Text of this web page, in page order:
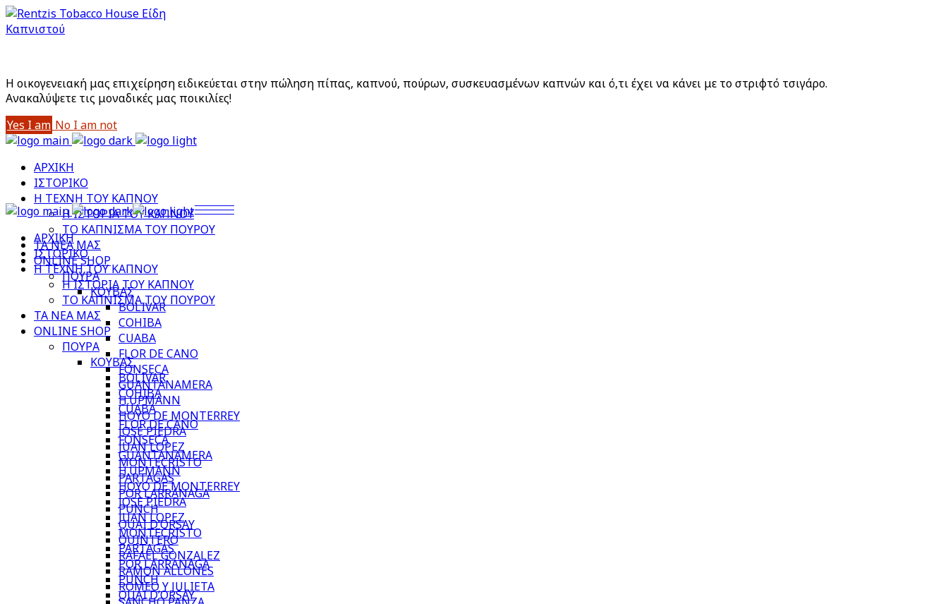
Είστε άνω των 18;
Η οικογενειακή μας επιχείρηση ειδικεύεται στην πώληση πίπας, καπνού, πούρων, συσκευασμένων καπνών και ό,τι έχει να κάνει με το στριφτό τσιγάρο.
Aνακαλύψετε τις μοναδικές μας ποικιλίες!
Yes I am No I am not
ΑΡΧΙΚΗ
ΙΣΤΟΡΙΚΟ
Η ΤΕΧΝΗ ΤΟΥ ΚΑΠΝΟΥ
Η ΙΣΤΟΡΙΑ ΤΟΥ ΚΑΠΝΟΥ
ΤΟ ΚΑΠΝΙΣΜΑ ΤΟΥ ΠΟΥΡΟΥ
ΤΑ ΝΕΑ ΜΑΣ
ONLINE SHOP
ΠΟΥΡΑ
ΚΟΥΒΑΣ
BOLIVAR
COHIBA
CUABA
FLOR DE CANO
FONSECA
GUANTANAMERA
H.UPMANN
HOYO DE MONTERREY
JOSE PIEDRA
JUAN LOPEZ
MONTECRISTO
PARTAGAS
POR LARRANAGA
PUNCH
QUAI D’ORSAY
QUINTERO
RAFAEL GONZALEZ
RAMON ALLONES
ROMEO Y JULIETA
ΑΡΧΙΚΗ
ΙΣΤΟΡΙΚΟ
Η ΤΕΧΝΗ ΤΟΥ ΚΑΠΝΟΥ
Η ΙΣΤΟΡΙΑ ΤΟΥ ΚΑΠΝΟΥ
ΤΟ ΚΑΠΝΙΣΜΑ ΤΟΥ ΠΟΥΡΟΥ
ΤΑ ΝΕΑ ΜΑΣ
ONLINE SHOP
ΠΟΥΡΑ
ΚΟΥΒΑΣ
BOLIVAR
COHIBA
CUABA
FLOR DE CANO
FONSECA
GUANTANAMERA
H.UPMANN
HOYO DE MONTERREY
JOSE PIEDRA
JUAN LOPEZ
MONTECRISTO
PARTAGAS
POR LARRANAGA
PUNCH
QUAI D’ORSAY